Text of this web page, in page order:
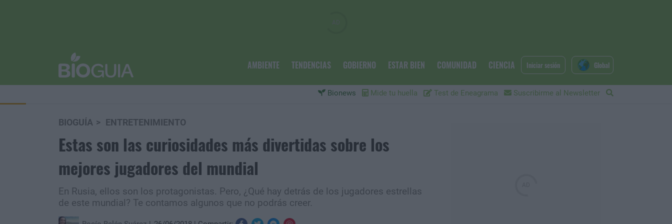
AMBIENTE TENDENCIAS GOBIERNO ESTAR BIEN COMUNIDAD CIENCIA
Bionews Mide tu huella Test de Eneagrama Suscribirme al Newsletter
Iniciar sesión Global
BIOGUÍA ENTRETENIMIENTO
Estas son las curiosidades más divertidas sobre los
mejores jugadores del mundial
En Rusia, ellos son los protagonistas. Pero, ¿Qué hay detrás de los jugadores estrellas
de este mundial? Te contamos algunos que no podrás creer.